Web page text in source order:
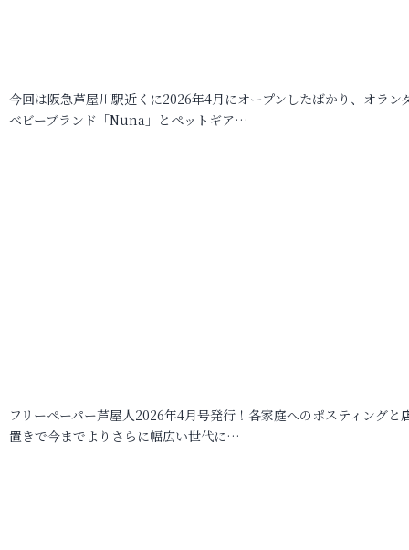
今回は阪急芦屋川駅近くに2026年4月にオープンしたばかり、オラン
ベビーブランド「Nuna」とペットギア…
フリーペーパー芦屋人2026年4月号発行！各家庭へのポスティングと
置きで今までよりさらに幅広い世代に…